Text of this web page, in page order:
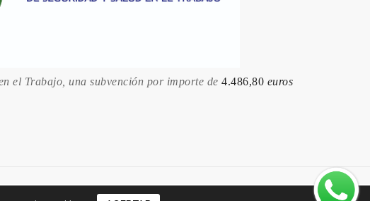
el Trabajo, una subvención por importe de 4.486,80 euros